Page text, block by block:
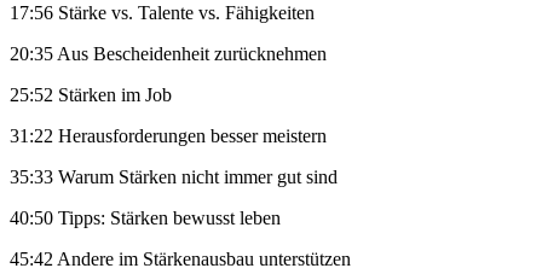
17:56 Stärke vs. Talente vs. Fähigkeiten
20:35 Aus Bescheidenheit zurücknehmen
25:52 Stärken im Job
31:22 Herausforderungen besser meistern
35:33 Warum Stärken nicht immer gut sind
40:50 Tipps: Stärken bewusst leben
45:42 Andere im Stärkenausbau unterstützen